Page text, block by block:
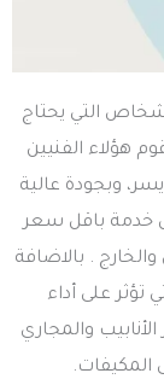
التي يحتاج
هؤلاء الفنيين
وبجودة عالية
خدمة باقل سعر
. بالاضافة
على أداء
والمجاري
المكيفات.